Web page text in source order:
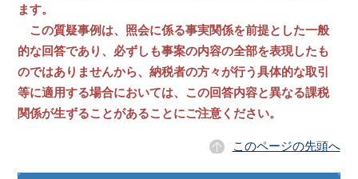
ます。
この質疑事例は、照会に係る事実関係を前提とした一般
的な回答であり、必ずしも事案の内容の全部を表現したも
のではありませんから、納税者の方々が行う具体的な取引
等に適用する場合においては、この回答内容と異なる課税
関係が生ずることがあることにご注意ください。
このページの先頭へ